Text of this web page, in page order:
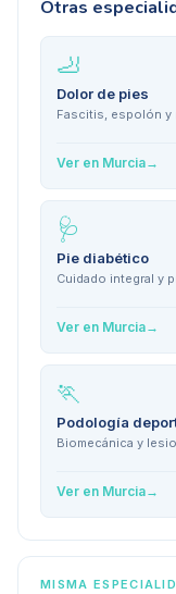
Otras
🦶
Dolor de pies
Fascitis, espolón y
Ver en Murcia→
🩺
Pie diabético
Cuidado integral y
Ver en Murcia→
🏃
Podología
Biomecánica y
Ver en Murcia→
MISMA